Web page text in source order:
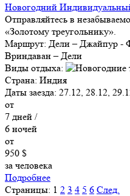
Новогодний
Отправляйтесь в
«Золотому треугольнику».
Маршрут: Дели – Джайпур -
Вриндаван – Дели
Виды отдыха:
Страна: Индия
Даты заезда: 27.12, 28.12,
от
7 дней /
6 ночей
от
950 $
за человека
Подробнее
Страницы: 1 2 3 4 5 6 След.